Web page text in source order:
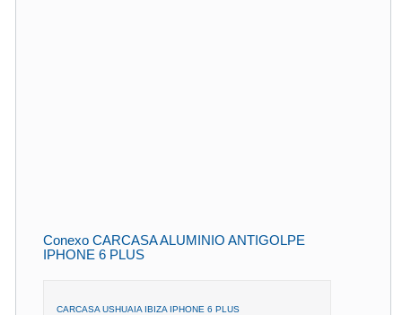
Conexo CARCASA ALUMINIO ANTIGOLPE
IPHONE 6 PLUS
CARCASA USHUAIA IBIZA IPHONE 6 PLUS